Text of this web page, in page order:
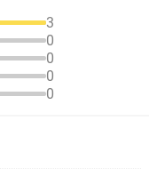
3
0
0
0
0